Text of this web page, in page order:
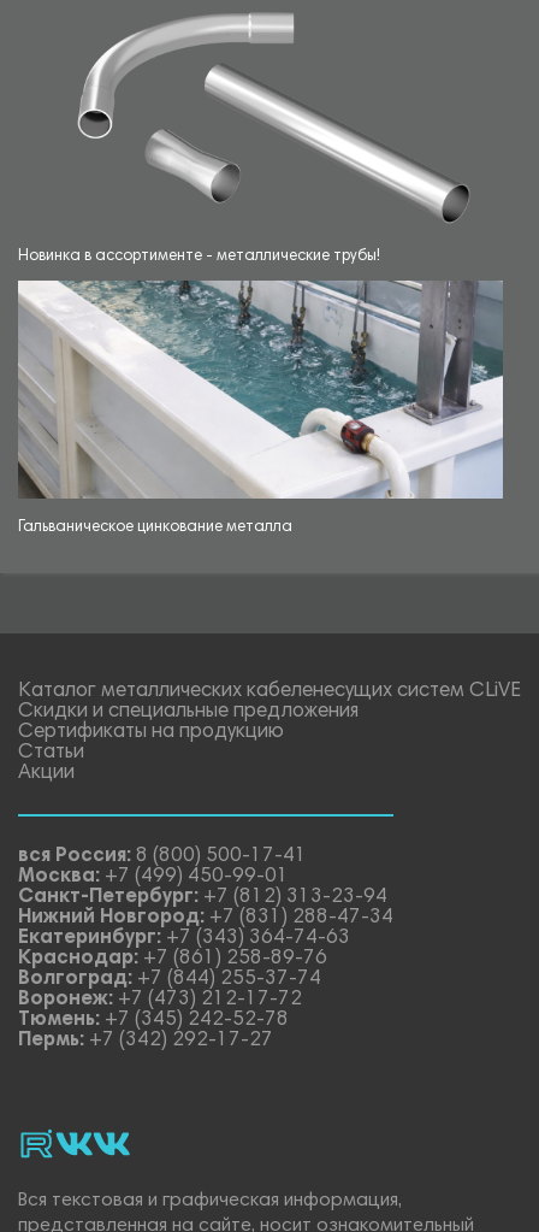
Новинка в ассортименте - металлические трубы!
Гальваническое цинкование металла
Каталог металлических кабеленесущих систем CLiVE
Скидки и специальные предложения
Сертификаты на продукцию
Статьи
Акции
вся Россия: 8 (800) 500-17-41
Москва: +7 (499) 450-99-01
Санкт-Петербург: +7 (812) 313-23-94
Нижний Новгород: +7 (831) 288-47-34
Екатеринбург: +7 (343) 364-74-63
Краснодар: +7 (861) 258-89-76
Волгоград: +7 (844) 255-37-74
Воронеж: +7 (473) 212-17-72
Тюмень: +7 (345) 242-52-78
Пермь: +7 (342) 292-17-27
rutubevk_video.
Vk.
Вся текстовая и графическая информация,
представленная на сайте, носит ознакомительный